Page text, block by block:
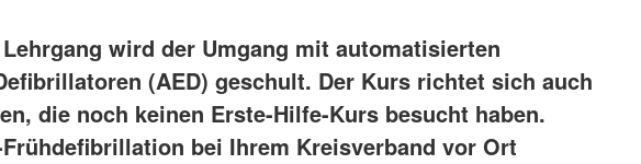
wird der Umgang mit automatisierten
(AED) geschult. Der Kurs richtet sich auch
die noch keinen Erste-Hilfe-Kurs besucht haben.
bei Ihrem Kreisverband vor Ort